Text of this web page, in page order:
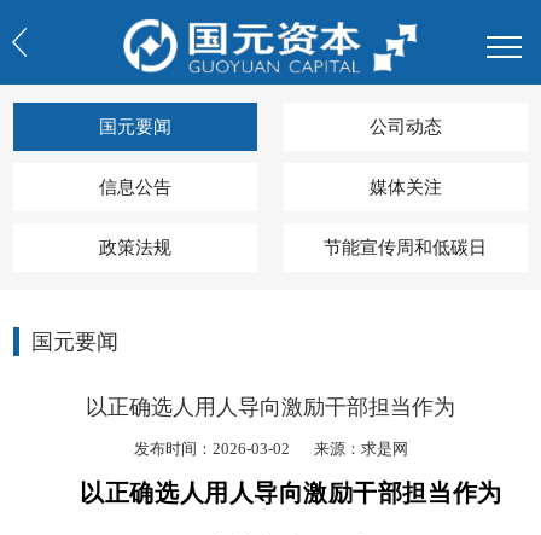
国元要闻 公司动态
信息公告 媒体关注
政策法规 节能宣传周和低碳日
国元要闻
以正确选人用人导向激励干部担当作为
发布时间：2026-03-02 来源：求是网
以正确选人用人导向激励干部担当作为